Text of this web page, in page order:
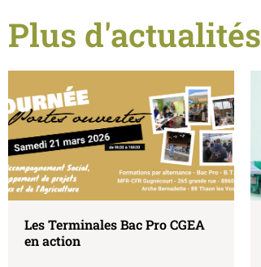
Plus d'actualités
RDV Orientation Formations